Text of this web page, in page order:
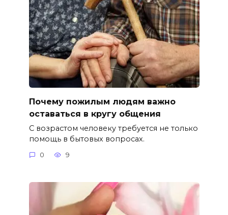
Почему пожилым людям важно
оставаться в кругу общения
С возрастом человеку требуется не только
помощь в бытовых вопросах.
0 9